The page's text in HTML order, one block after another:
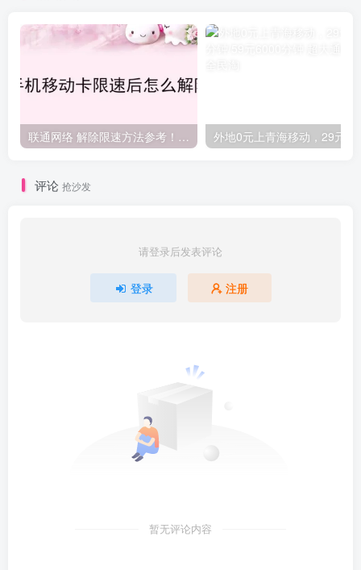
联通网络 解除限速方法参考！畅享、畅玩、老白干等及其它地区自测了
评论 抢沙发
请登录后发表评论
登录 注册
暂无评论内容